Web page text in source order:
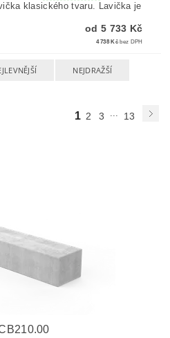
klasického tvaru. Lavička je
od 5 733 Kč
4 738 Kč bez DPH
NEJDRAŽŠÍ
1 2 3 ...
13